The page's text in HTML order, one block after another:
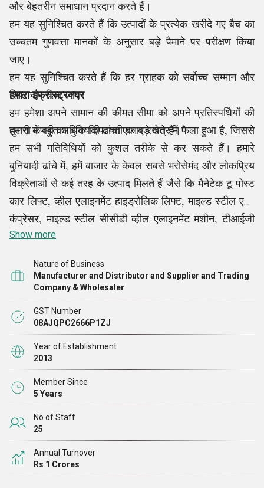
और बेहतरीन समाधान प्रदान करते हैं।
हम यह सुनिश्चित करते हैं कि उत्पादों के प्रत्येक खरीदे गए बैच का
उच्चतम गुणवत्ता मानकों के अनुसार बड़े पैमाने पर परीक्षण किया
जाए।
हम यह सुनिश्चित करते हैं कि हर ग्राहक को सर्वोच्च सम्मान और
शिष्टाचार दिया जाए।
हम हमेशा अपने सामान की कीमत सीमा को अपने प्रतिस्पर्धियों की
तुलना में बहुत अधिक किफायती बनाए रखते हैं।
हमारा इंफ्रास्ट्रक्चर
हमारी कंपनी का बुनियादी ढांचा एक बड़े क्षेत्र में फैला हुआ है, जिससे
हम सभी गतिविधियों को कुशल तरीके से कर सकते हैं। हमारे
बुनियादी ढांचे में, हमें बाजार के केवल सबसे भरोसेमंद और लोकप्रिय
विक्रेताओं से कई तरह के उत्पाद मिलते हैं जैसे कि मैनेटेक टू पोस्ट
कार लिफ्ट, व्हील एलाइनमेंट हाइड्रोलिक लिफ्ट, माइल्ड स्टील एयर
कंप्रेसर, माइल्ड स्टील सीसीडी व्हील एलाइनमेंट मशीन, टीआईजी
मल्टीप्रोसेस वेल्डिंग मशीन, एयर फिल्टर रेगुलेटर लुब्रिकेटर, और
हैं, तो हम उच्चतम गुणवत्ता मानदंडों के अनुसार उन सभी का इन-
हाउस परीक्षण करते हैं। हमारे पास विशेषज्ञों की एक टीम है जो सभी
ढांचागत कार्यों को निर्बाध रूप से प्रबंधित करती है। इसके अलावा,
हमारे बुनियादी ढांचे से, हम ग्राहकों को तुरंत ऑर्डर देते हैं
।
Show more
Nature of Business
Manufacturer and Distributor and Supplier and Trading
Company & Wholesaler
GST Number
08AJQPC2666P1ZJ
Year of Establishment
2013
Member Since
5 Years
No of Staff
25
Annual Turnover
Rs 1 Crores